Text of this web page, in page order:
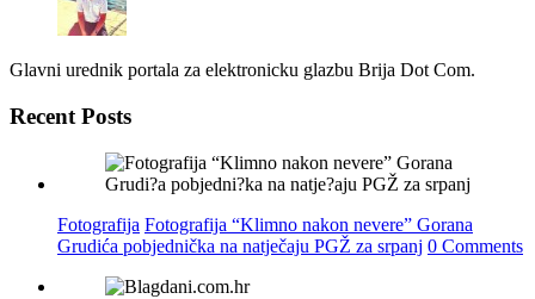
Glavni urednik portala za elektronicku glazbu Brija Dot Com.
Recent Posts
Fotografija Fotografija “Klimno nakon nevere” Gorana
Grudića pobjednička na natječaju PGŽ za srpanj 0 Comments